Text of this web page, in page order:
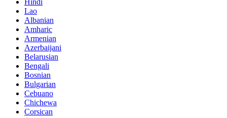
Hindi
Lao
Albanian
Amharic
Armenian
Azerbaijani
Belarusian
Bengali
Bosnian
Bulgarian
Cebuano
Chichewa
Corsican